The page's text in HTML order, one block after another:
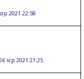
2021 22:58
srp 2021 21:25